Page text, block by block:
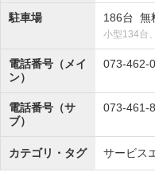
駐車場 186台 無
小型134台
電話番号（メイ
ン）
073-462-
電話番号（サ
ブ）
073-461-
カテゴリ・タグ サービス